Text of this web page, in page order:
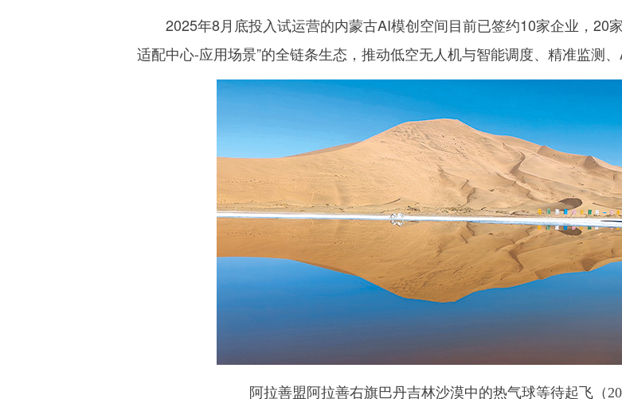
2025年8月底投入试运营的内蒙古AI模创空间目前已签约10家企业，20
适配中心-应用场景”的全链条生态，推动低空无人机与智能调度、精准监测、
阿拉善盟阿拉善右旗巴丹吉林沙漠中的热气球等待起飞（